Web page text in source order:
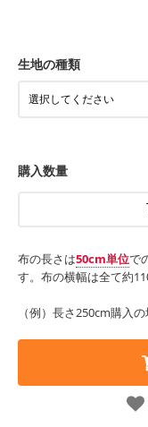
・カーテン、エプロ
・パンツ、タックス
もっと詳しく見る
・工作用エプロン
もっと詳しく見る
生地の種類
購入数量
布の長さは50cm単位で
す。布の横幅は全て約
（例）長さ250cm購入